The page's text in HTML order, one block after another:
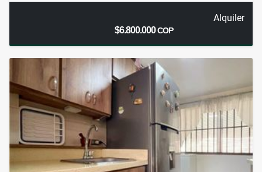
Alquiler
$6.800.000COP